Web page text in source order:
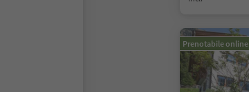
Prenotabile online